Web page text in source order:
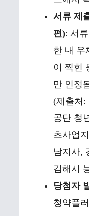
서류 제
편): 서류
한 내 우
이 찍힌
만 인정
(제출처:
공단 청
츠사업
남지사,
김해시
당첨자
청약플